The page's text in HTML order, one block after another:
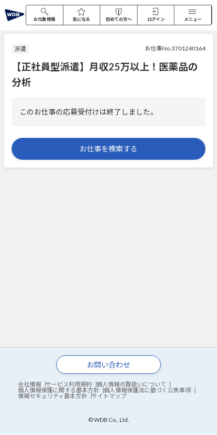
お仕事検索 気になる 初めての方へ ログイン メニュー
派遣 お仕事No.3701240164
【正社員型派遣】月収25万以上！医薬品の
分析
このお仕事の応募受付けは終了しました。
お仕事を検索する
お問い合わせ
会社情報 サービス利用規約
個人情報の取扱いについて
個人情報保護に関する基本方針
個人情報保護法に基づく公表事項
情報セキュリティ基本方針
サイトマップ
© WDB Co., Ltd.